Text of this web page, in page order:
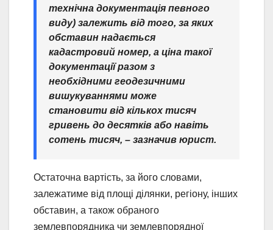
технічна документація певного
виду) залежить від того, за яких
обставин надається
кадастровий номер, а ціна такої
документації разом з
необхідними геодезичними
вишукуваннями може
становити від кількох тисяч
гривень до десятків або навіть
сотень тисяч, – зазначив юрист.
Остаточна вартість, за його словами,
залежатиме від площі ділянки, регіону, інших
обставин, а також обраного
землевпорядника чи землевпорядної